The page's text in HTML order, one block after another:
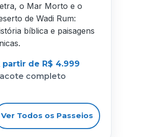
o Mar Morto e o
de Wadi Rum:
bíblica e paisagens
partir de R$ 4.999
completo
Ver Todos os Passeios